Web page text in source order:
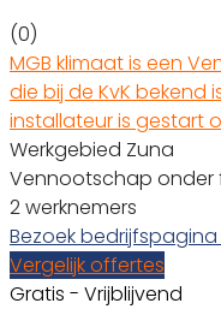
(0)
MGB klimaat is een
die bij de KvK bekend
installateur is gestart
Werkgebied Zuna
Vennootschap onder
2 werknemers
Bezoek bedrijfspagina
Vergelijk offertes
Gratis - Vrijblijvend